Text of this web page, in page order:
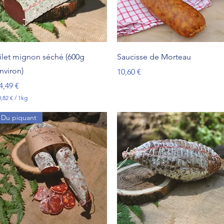
Aperçu rapide
mignon séché (600g
€
€ / 1kg
Aperçu rapide
Saucisse de Morteau
Prix
10,60 €
Du piquant